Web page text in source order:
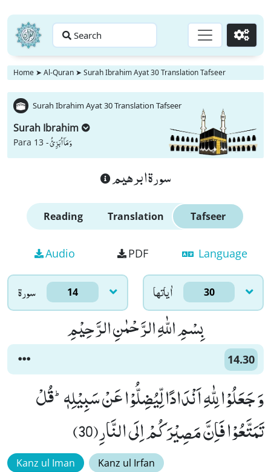
Search Go
Home ➤ Al-Quran ➤ Surah Ibrahim Ayat 30 Translation Tafseer
Surah Ibrahim Ayat 30 Translation Tafseer
Surah Ibrahim
Para 13 -وَ مَاۤ اُبَرِّئُ
سورة ابرهيم
Reading Translation Tafseer
Audio PDF Language
سورۃ 14 اٰياتها 30
بِسْمِ اللّٰهِ الرَّحْمٰنِ الرَّحِیْمِ
14.30
وَ جَعَلُوْا لِلّٰهِ اَنْدَادًا لِّیُضِلُّوْا عَنْ سَبِیْلِهٖؕ-قُلْ
تَمَتَّعُوْا فَاِنَّ مَصِیْرَكُمْ اِلَى النَّارِ(30)
Kanz ul Iman Kanz ul Irfan